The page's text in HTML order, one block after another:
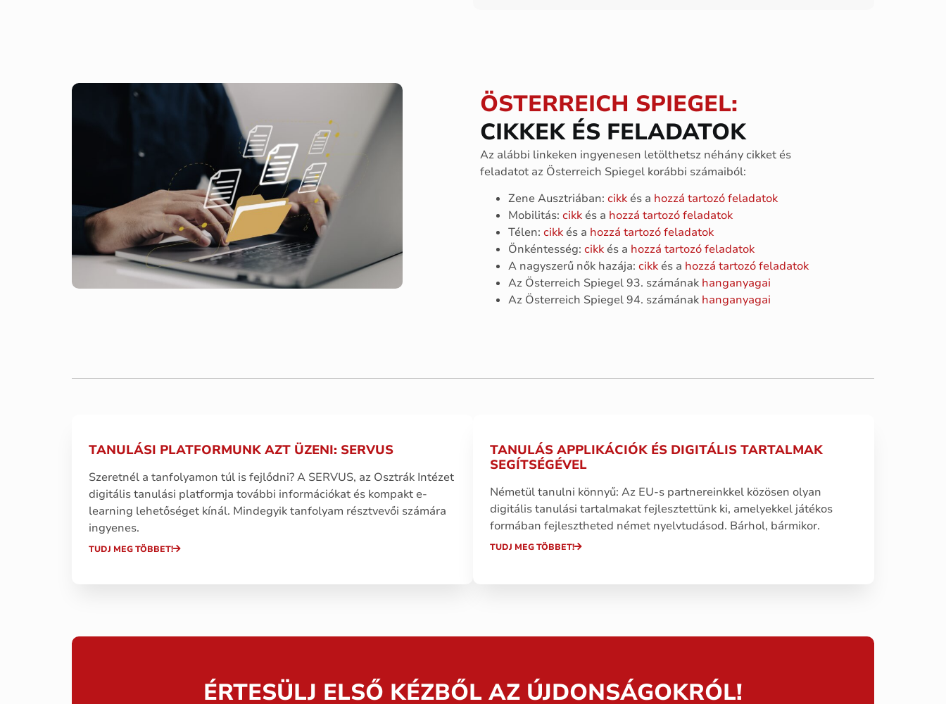
ÖSTERREICH SPIEGEL:
CIKKEK ÉS FELADATOK
Az alábbi linkeken ingyenesen letölthetsz néhány cikket és
feladatot az Österreich Spiegel korábbi számaiból:
Zene Ausztriában: cikk és a hozzá tartozó feladatok
Mobilitás: cikk és a hozzá tartozó feladatok
Télen: cikk és a hozzá tartozó feladatok
Önkéntesség: cikk és a hozzá tartozó feladatok
A nagyszerű nők hazája: cikk és a hozzá tartozó feladatok
Az Österreich Spiegel 93. számának hanganyagai
Az Österreich Spiegel 94. számának hanganyagai
TANULÁSI PLATFORMUNK AZT ÜZENI: SERVUS
Szeretnél a tanfolyamon túl is fejlődni? A SERVUS, az Osztrák Intézet
digitális tanulási platformja további információkat és kompakt e-
learning lehetőséget kínál. Mindegyik tanfolyam résztvevői számára
ingyenes.
TUDJ MEG TÖBBET!
TANULÁS APPLIKÁCIÓK ÉS DIGITÁLIS TARTALMAK
SEGÍTSÉGÉVEL
Németül tanulni könnyű: Az EU-s partnereinkkel közösen olyan
digitális tanulási tartalmakat fejlesztettünk ki, amelyekkel játékos
formában fejlesztheted német nyelvtudásod. Bárhol, bármikor.
TUDJ MEG TÖBBET!
ÉRTESÜLJ ELSŐ KÉZBŐL AZ ÚJDONSÁGOKRÓL!